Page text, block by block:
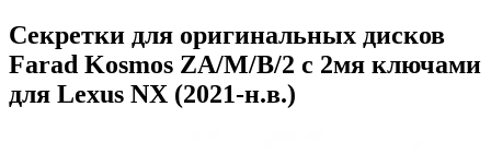
Секретки для оригинальных дисков
Farad Kosmos ZA/M/B/2 с 2мя ключами
для Lexus NX (2021-н.в.)